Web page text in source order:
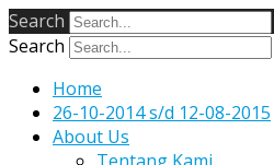
Search
Search
Home
26-10-2014 s/d 12-08-2015
About Us